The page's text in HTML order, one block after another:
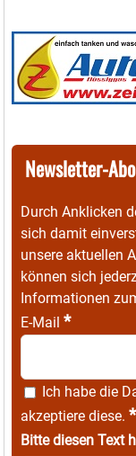
Newsletter-Abo
Durch Anklicken
sich damit
unsere aktuellen
können sich
Informationen
E-Mail *
Ich habe die
akzeptiere diese. *
Bitte diesen Text